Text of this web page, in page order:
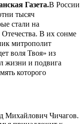
Газета.В России
тысяч
стали на
В их сонме
митрополит
воля Твоя» из
жизни и подвига
которого
Михайлович Чичагов.